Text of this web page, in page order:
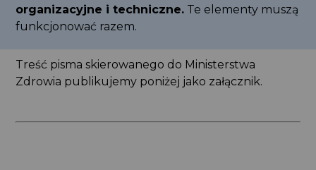
organizacyjne i techniczne. Te elementy muszą
funkcjonować razem.
Treść pisma skierowanego do Ministerstwa
Zdrowia publikujemy poniżej jako załącznik.